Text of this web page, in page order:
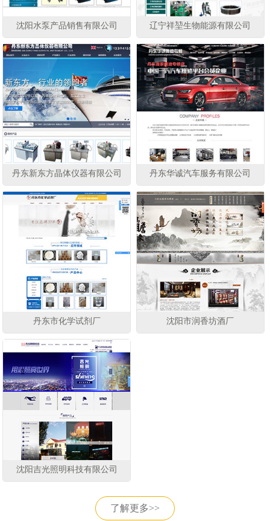
沈阳水泵产品销售有限公司 辽宁祥堃生物能源有限公司
丹东新东方晶体仪器有限公司 丹东华诚汽车服务有限公司
丹东市化学试剂厂 沈阳市润香坊酒厂
沈阳吉光照明科技有限公司
了解更多>>